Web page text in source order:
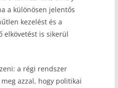
a különösen jelentős
kezelést és a
elkövetést is sikerül
a régi rendszer
azzal, hogy politikai